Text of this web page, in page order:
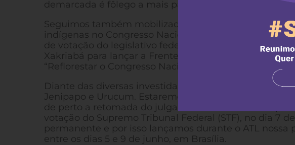
demarcada é fôlego a mais para o Planeta, e cada
Seguimos também mobilizados contra os projetos de
indígenas no Congresso Nacional. Mais de 30
de votação do legislativo federal. Durante o ATL,
Xakriabá para lançar a Frente Parlamentar Mista em
“Reflorestar o Congresso Nacional”.
Diante das diversas investidas, nos mobilizamos para
Jenipapo e Urucum. Estaremos novamente em
de perto a retomada do julgamento do Marco
votação do Supremo Tribunal Federal (STF), no dia 7
permanente e por isso lançamos durante o ATL
entre os dias 5 e 9 de junho, em Brasília.